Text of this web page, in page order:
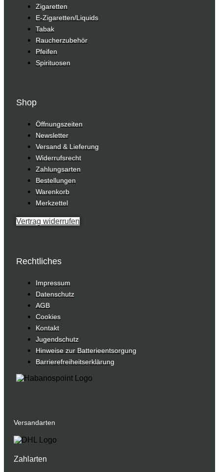
Zigaretten
E-Zigaretten/Liquids
Tabak
Raucherzubehör
Pfeifen
Spirituosen
Shop
Öffnungszeiten
Newsletter
Versand & Lieferung
Widerrufsrecht
Zahlungsarten
Bestellungen
Warenkorb
Merkzettel
Vertrag widerrufen
Rechtliches
Impressum
Datenschutz
AGB
Cookies
Kontakt
Jugendschutz
Hinweise zur Batterieentsorgung
Barrierefreiheitserklärung
Versandarten
Zahlarten